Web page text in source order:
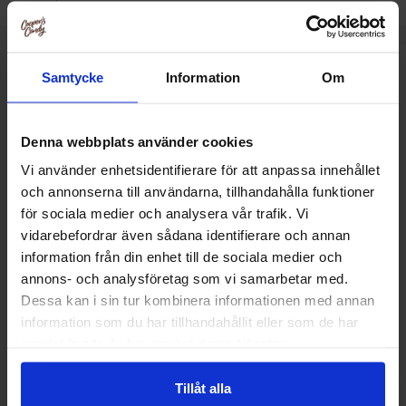
Samtycke Information Om
Denna webbplats använder cookies
Vi använder enhetsidentifierare för att anpassa innehållet
och annonserna till användarna, tillhandahålla funktioner
för sociala medier och analysera vår trafik. Vi
vidarebefordrar även sådana identifierare och annan
information från din enhet till de sociala medier och
annons- och analysföretag som vi samarbetar med.
Dessa kan i sin tur kombinera informationen med annan
information som du har tillhandahållit eller som de har
Tillåt alla
Muut pitivät
-91%
Toblerone 100g